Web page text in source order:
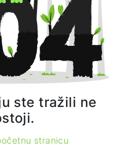
ste tražili ne
stranicu